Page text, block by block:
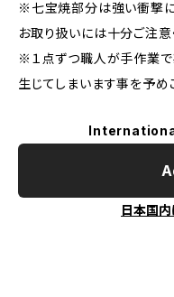
※七宝焼部分は強い衝撃に
お取り扱いには十分ご注意
※１点ずつ職人が手作業で
生じてしまいます事を予め
日本国